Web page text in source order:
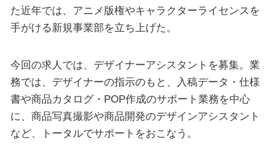
た近年では、アニメ版権やキャラクターライセンスを
手がける新規事業部を立ち上げた。
今回の求人では、デザイナーアシスタントを募集。業
務では、デザイナーの指示のもと、入稿データ・仕様
書や商品カタログ・POP作成のサポート業務を中心
に、商品写真撮影や商品開発のデザインアシスタント
など、トータルでサポートをおこなう。